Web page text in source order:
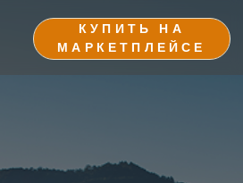
КУПИТЬ НА
МАРКЕТПЛЕЙСЕ